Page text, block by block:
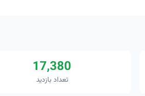
17,380
تعداد بازدید